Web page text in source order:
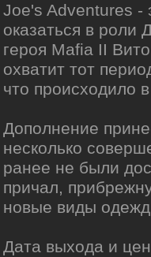
Joe's Adventures -
оказаться в роли
героя Mafia II
охватит тот
что происходило
Дополнение
несколько
ранее не были
причал,
новые виды
Дата выхода и